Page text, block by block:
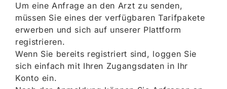
Um eine Anfrage an den Arzt zu senden,
müssen Sie eines der verfügbaren Tarifpakete
erwerben und sich auf unserer Plattform
registrieren.
Wenn Sie bereits registriert sind, loggen Sie
sich einfach mit Ihren Zugangsdaten in Ihr
Konto ein.